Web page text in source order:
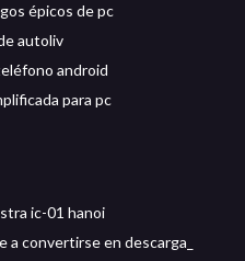
épicos de pc
autoliv
android
para pc
ic-01 hanoi
a convertirse en descarga_